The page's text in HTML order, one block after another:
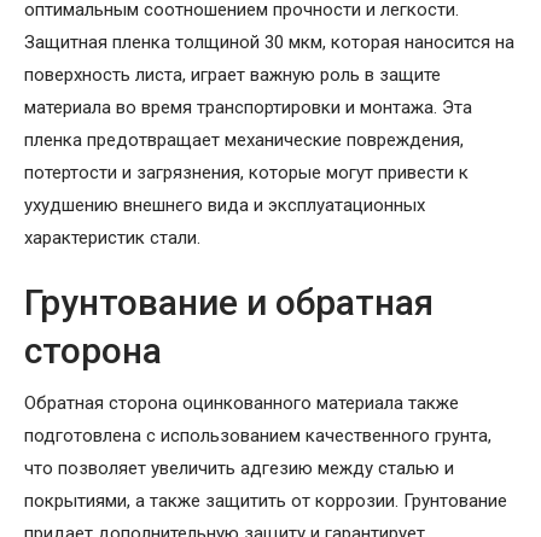
оптимальным соотношением прочности и легкости.
Защитная пленка толщиной 30 мкм, которая наносится на
поверхность листа, играет важную роль в защите
материала во время транспортировки и монтажа. Эта
пленка предотвращает механические повреждения,
потертости и загрязнения, которые могут привести к
ухудшению внешнего вида и эксплуатационных
характеристик стали.
Грунтование и обратная
сторона
Обратная сторона оцинкованного материала также
подготовлена с использованием качественного грунта,
что позволяет увеличить адгезию между сталью и
покрытиями, а также защитить от коррозии. Грунтование